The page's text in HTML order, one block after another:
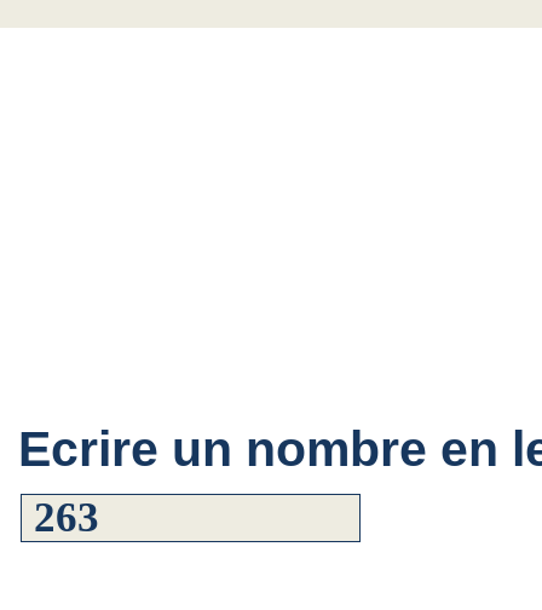
Ecrire un nombre en